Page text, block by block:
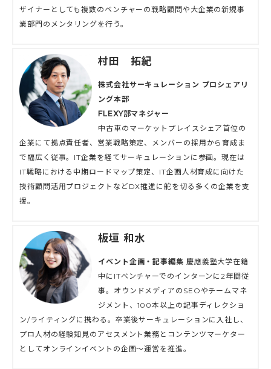
ザイナーとしても複数のベンチャーの戦略顧問や大企業の新規事
業部門のメンタリングを行う。
村田 拓紀
株式会社サーキュレーション プロシェアリ
ング本部
FLEXY部マネジャー
中古車のマーケットプレイスシェア首位の
企業にて拠点責任者、営業戦略策定、メンバーの採用から育成ま
で幅広く従事。IT企業を経てサーキュレーションに参画。現在は
IT戦略における中期ロードマップ策定、IT企画人材育成に向けた
技術顧問活用プロジェクトなどDX推進に舵を切る多くの企業を支
援。
板垣 和水
イベント企画・記事編集 慶應義塾大学在籍
中にITベンチャーでのインターンに2年間従
事。オウンドメディアのSEOやチームマネ
ジメント、100本以上の記事ディレクショ
ン/ライティングに携わる。卒業後サーキュレーションに入社し、
プロ人材の経験知見のアセスメント業務とコンテンツマーケター
としてオンラインイベントの企画〜運営を推進。